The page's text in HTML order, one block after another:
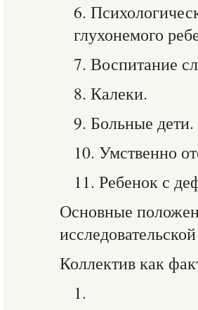
6.
глухонемого
7. Воспитание
8. Калеки.
9. Больные дети.
10. Умственно
11. Ребенок с
Основные
Коллектив как
1.